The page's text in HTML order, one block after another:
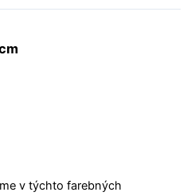
v týchto farebných